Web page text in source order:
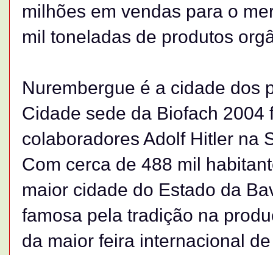
milhões em vendas para o
mil toneladas de produtos
Nurembergue é a cidade dos
Cidade sede da Biofach
colaboradores Adolf Hitler na
Com cerca de 488 mil
maior cidade do Estado da
famosa pela tradição na
da maior feira internacional